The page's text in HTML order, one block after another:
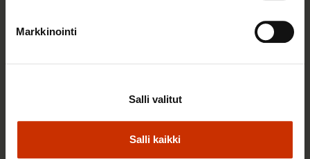
Markkinointi
Salli kaikki
Salli valitut
2.6.2026 11:00
hyvinvoiva työelämä on yhteinen asia
TERVE JA HYVÄ TYÖELÄMÄ